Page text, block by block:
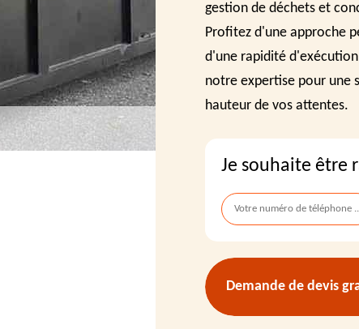
gestion de déchets et
Profitez d'une approche
d'une rapidité
notre expertise pour une
hauteur de vos attentes.
Je souhaite être
Demande de devis